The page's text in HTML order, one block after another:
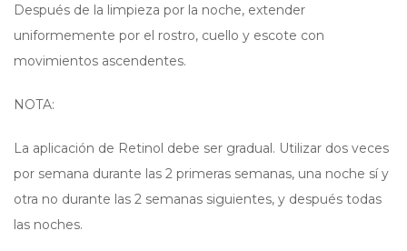
Después de la limpieza por la noche, extender
uniformemente por el rostro, cuello y escote con
movimientos ascendentes.
NOTA:
La aplicación de Retinol debe ser gradual. Utilizar dos veces
por semana durante las 2 primeras semanas, una noche sí y
otra no durante las 2 semanas siguientes, y después todas
las noches.